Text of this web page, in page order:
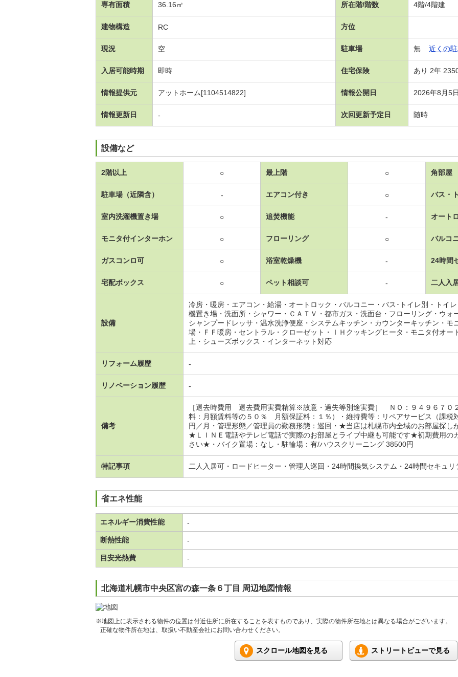
専有面積 36.16㎡ 所在階/階数 4階/4階建
建物構造 RC 方位
現況 空 駐車場 無 近くの
入居可能時期 即時 住宅保険 あり 2年
情報提供元 アットホーム[1104514822] 情報公開日 2026年8月5日
情報更新日 - 次回更新予定日 随時
設備など
2階以上 ○ 最上階 ○ 角部屋
駐車場（近隣含） - エアコン付き ○ バス・
室内洗濯機置き場 ○ 追焚機能 - オート
モニタ付インターホン ○ フローリング ○ バルコ
ガスコンロ可 ○ 浴室乾燥機 - 24時間
宅配ボックス ○ ペット相談可 - 二人入
設備
冷房・暖房・エアコン・給湯・オートロック・バルコニー・バス･トイレ別・トイ
機置き場・洗面所・シャワー・ＣＡＴＶ・都市ガス・洗面台・フローリング・ウォ
シャンプードレッサ・温水洗浄便座・システムキッチン・カウンターキッチン・モ
場・ＦＦ暖房・セントラル・クローゼット・ＩＨクッキングヒータ・モニタ付オー
上・シューズボックス・インターネット対応
リフォーム履歴 -
リノベーション履歴 -
備考
［退去時費用 退去費用実費精算※故意・過失等別途実費］ ＮＯ：９４９６７０
料：月額賃料等の５０％ 月額保証料：１％）・維持費等：リペアサービス（課税
円／月・管理形態／管理員の勤務形態：巡回・★当店は札幌市内全域のお部屋探
★ＬＩＮＥ電話やテレビ電話で実際のお部屋とライブ中継も可能です★初期費用の
さい★・バイク置場：なし・駐輪場：有/ハウスクリーニング 38500円
特記事項 二人入居可・ロードヒーター・管理人巡回・24時間換気システム・24時間セキュ
省エネ性能
エネルギー消費性能 -
断熱性能 -
目安光熱費 -
北海道札幌市中央区宮の森一条６丁目 周辺地図情報
※地図上に表示される物件の位置は付近住所に所在することを表すものであり、実際の物件所在地とは異なる場合がございます。
正確な物件所在地は、取扱い不動産会社にお問い合わせください。
スクロール地図を見る ストリートビューで見る